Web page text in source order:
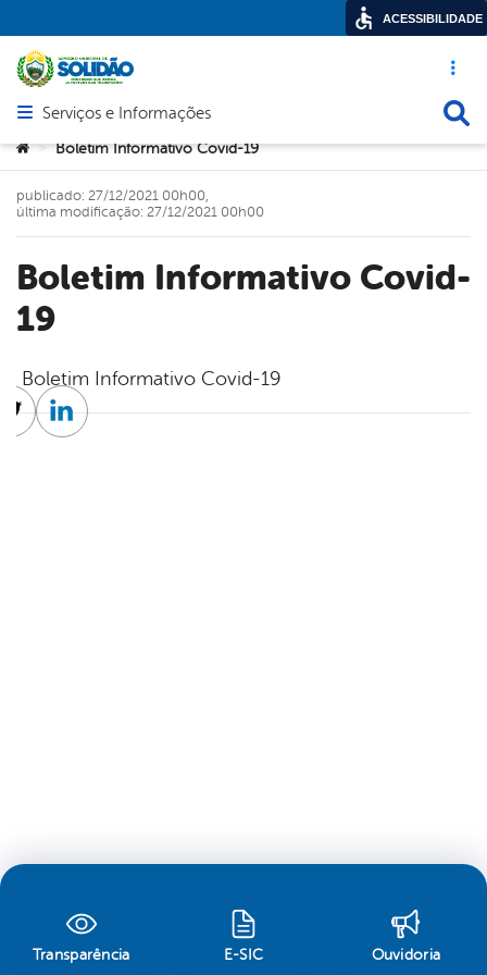
Acesso
Abrir menu principal de navegação
Serviços e Informações
Você está aqui:
> Boletim Informativo Covid-19
Boletim Informativo Covid-
19
publicado: 27/12/2021 00h00,
última modificação: 27/12/2021 00h00
Boletim Informativo Covid-19
TwitterLinkedin
Transparência E-SIC Ouvidoria
ACESSIBILIDADE